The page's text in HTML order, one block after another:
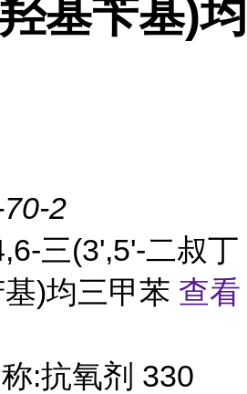
基苄基)均
2
三(3',5'-二叔丁
)均三甲苯 查看
:抗氧剂 330